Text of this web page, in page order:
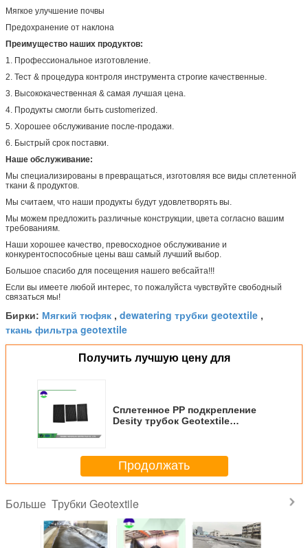
Мягкое улучшение почвы
Предохранение от наклона
Преимущество наших продуктов:
1. Профессиональное изготовление.
2. Тест & процедура контроля инструмента строгие качественные.
3. Высококачественная & самая лучшая цена.
4. Продукты смогли быть customerized.
5. Хорошее обслуживание после-продажи.
6. Быстрый срок поставки.
Наше обслуживание:
Мы специализированы в превращаться, изготовляя все виды сплетенной
ткани & продуктов.
Мы считаем, что наши продукты будут удовлетворять вы.
Мы можем предложить различные конструкции, цвета согласно вашим
требованиям.
Наши хорошее качество, превосходное обслуживание и
конкурентоспособные цены ваш самый лучший выбор.
Большое спасибо для посещения нашего вебсайта!!!
Если вы имеете любой интерес, то пожалуйста чувствуйте свободный
связаться мы!
Бирки: Мягкий тюфяк , dewatering трубки geotextile ,
ткань фильтра geotextile
Получить лучшую цену для
Сплетенное PP подкрепление
Desity трубок Geotextile
Продолжать
Больше Трубки Geotextile